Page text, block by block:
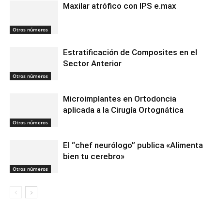
Otros números
Maxilar atrófico con IPS e.max
Otros números
Estratificación de Composites en el
Sector Anterior
Otros números
Microimplantes en Ortodoncia
aplicada a la Cirugía Ortognática
Otros números
El “chef neurólogo” publica «Alimenta
bien tu cerebro»